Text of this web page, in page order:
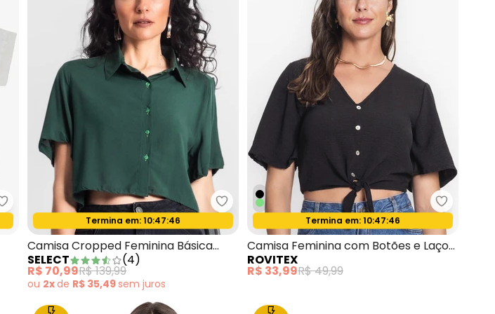
Select - Blusa Feminina Plus Bege Select - Camisa Cropped Feminina Básica Verde
Oferta relâmpago
Termina em:10:47:44
Camisa Cropped Feminina Básica
Verde
SELECT (4)
R$ 70,99R$ 139,99
ou 2xde R$ 35,49sem juros
Rovitex -
Oferta relâmpago
Termina em:10:47:44
Camisa Feminina com Botões e Laço
Preto
ROVITEX
R$ 33,99R$ 49,99